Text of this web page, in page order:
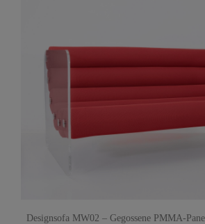
Designsofa MW02 – Gegossene PMMA-